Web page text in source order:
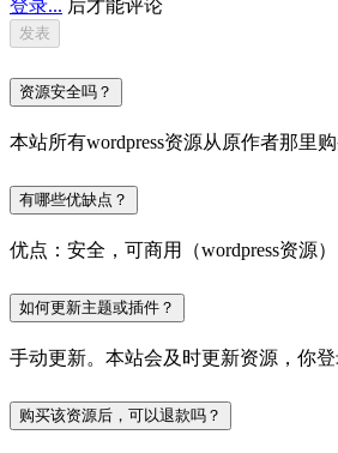
登录... 后才能评论
资源安全吗？
本站所有wordpress资源从原作者那里
有哪些优缺点？
优点：安全，可商用（wordpress资源
如何更新主题或插件？
手动更新。本站会及时更新资源，你
购买该资源后，可以退款吗？